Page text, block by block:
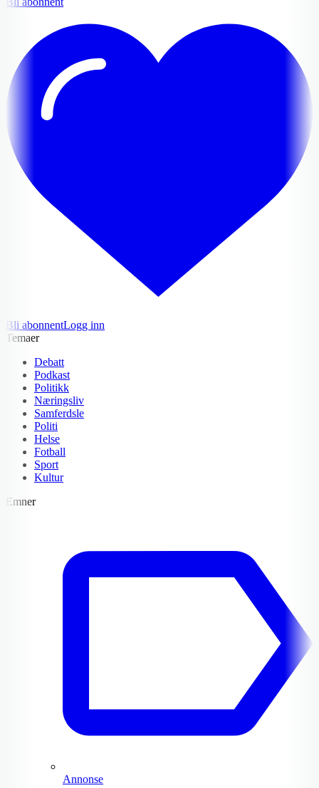
Bli abonnentLogg inn
Temaer
Debatt
Podkast
Politikk
Næringsliv
Samferdsle
Politi
Helse
Fotball
Sport
Kultur
Emner
Annonse